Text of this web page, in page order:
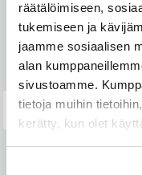
räätälöimiseen,
tukemiseen ja
jaamme sosiaalisen
alan
sivustoamme.
tietoja muihin
kerätty, kun olet
Takuu ja reklamointi